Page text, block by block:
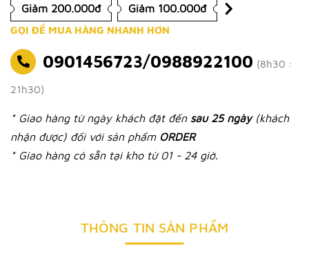
Giảm 200.000đ Giảm 100.000đ
GỌI ĐỂ MUA HÀNG NHANH HƠN
0901456723/0988922100 (8h30 :
21h30)
* Giao hàng từ ngày khách đặt đến sau 25 ngày (khách
nhận được) đối với sản phẩm ORDER
* Giao hàng có sẵn tại kho từ 01 - 24 giờ.
THÔNG TIN SẢN PHẨM